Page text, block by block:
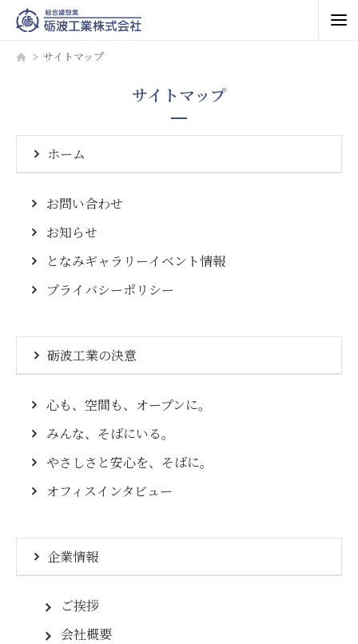
サイトマップ
サイトマップ
ホーム
お問い合わせ
お知らせ
となみギャラリーイベント情報
プライバシーポリシー
砺波工業の決意
心も、空間も、オープンに。
みんな、そばにいる。
やさしさと安心を、そばに。
オフィスインタビュー
企業情報
ご挨拶
会社概要